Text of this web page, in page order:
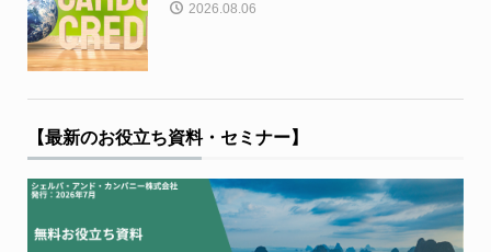
2026.08.06
【最新のお役立ち資料・セミナー】